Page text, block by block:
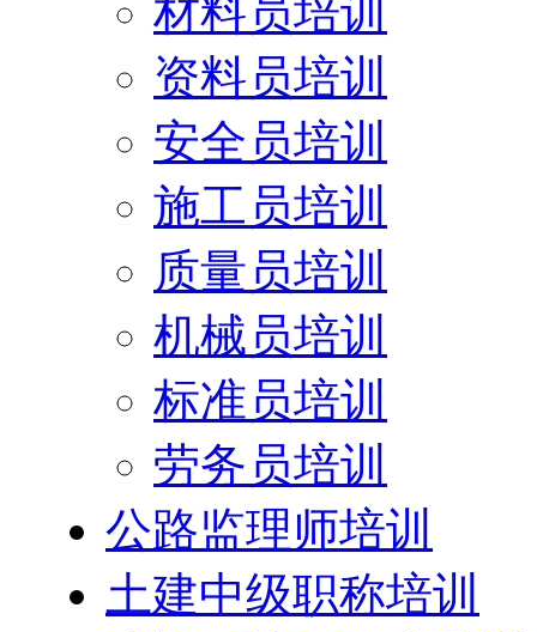
材料员培训
资料员培训
安全员培训
施工员培训
质量员培训
机械员培训
标准员培训
劳务员培训
公路监理师培训
土建中级职称培训